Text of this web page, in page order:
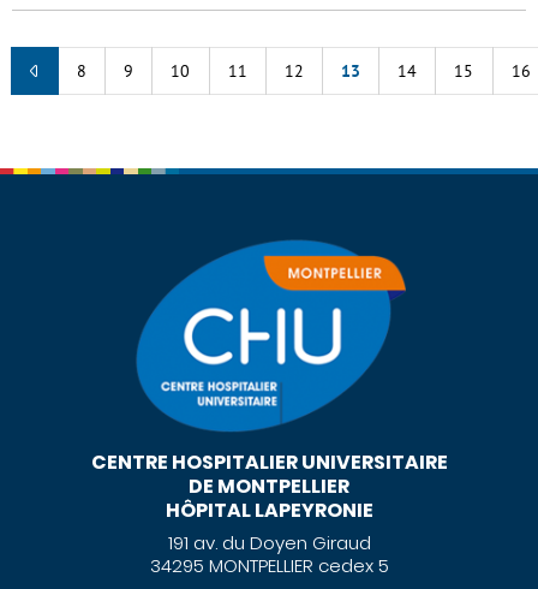
8 9 10 11 12 13 14 15 16
CENTRE HOSPITALIER UNIVERSITAIRE
DE MONTPELLIER
HÔPITAL LAPEYRONIE
191 av. du Doyen Giraud
34295 MONTPELLIER cedex 5